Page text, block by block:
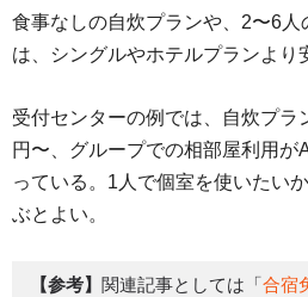
食事なしの自炊プランや、2〜6人
は、シングルやホテルプランより
受付センターの例では、自炊プラ
円〜、グループでの相部屋利用が
っている。1人で個室を使いたい
ぶとよい。
【参考】 関連記事としては「合宿